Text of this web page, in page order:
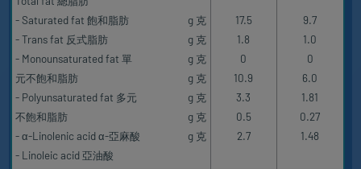
- Saturated fat 飽和脂肪
- Trans fat 反式脂肪
- Monounsaturated fat 單
元不飽和脂肪
- Polyunsaturated fat 多元
不飽和脂肪
- α-Linolenic acid α-亞麻酸
- Linoleic acid 亞油酸
g 克
g 克
g 克
g 克
g 克
g 克
g 克
17.5
1.8
0
10.9
3.3
0.5
2.7
9.7
1.0
0
6.0
1.81
0.27
1.48